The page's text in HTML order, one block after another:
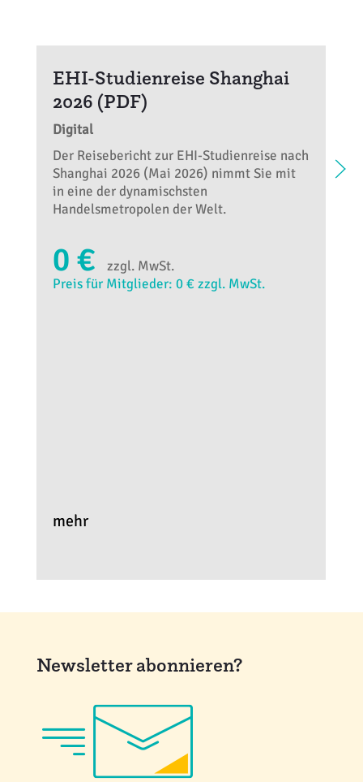
EHI-Studienreise Shanghai
2026 (PDF)
Digital
Der Reisebericht zur EHI-Studienreise nach
Shanghai 2026 (Mai 2026) nimmt Sie mit
in eine der dynamischsten
Handelsmetropolen der Welt.
0 €
zzgl. MwSt.
Preis für Mitglieder: 0 € zzgl. MwSt.
mehr
Newsletter abonnieren?